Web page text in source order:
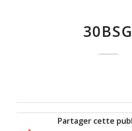
30BSG
Partager cette